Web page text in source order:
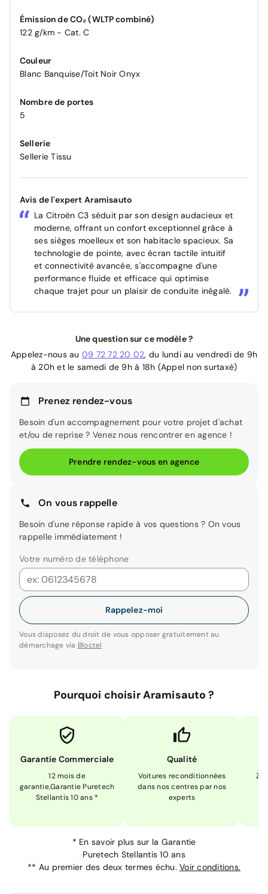
Émission de CO₂ (WLTP combiné)
122 g/km - Cat. C
Couleur
Blanc Banquise/Toit Noir Onyx
Nombre de portes
5
Sellerie
Sellerie Tissu
Avis de l'expert Aramisauto
La Citroën C3 séduit par son design audacieux et
moderne, offrant un confort exceptionnel grâce à
ses sièges moelleux et son habitacle spacieux. Sa
technologie de pointe, avec écran tactile intuitif
et connectivité avancée, s'accompagne d'une
performance fluide et efficace qui optimise
chaque trajet pour un plaisir de conduite inégalé.
Une question sur ce modèle ?
Appelez-nous au 09 72 72 20 02, du lundi au vendredi de 9h
à 20h et le samedi de 9h à 18h (Appel non surtaxé)
Prenez rendez-vous
Besoin d'un accompagnement pour votre projet d'achat
et/ou de reprise ? Venez nous rencontrer en agence !
Prendre rendez-vous en agence
On vous rappelle
Besoin d'une réponse rapide à vos questions ? On vous
rappelle immédiatement !
Votre numéro de téléphone
Rappelez-moi
Vous disposez du droit de vous opposer gratuitement au
démarchage via Bloctel
Pourquoi choisir Aramisauto ?
Garantie Commerciale
12 mois de
garantie,Garantie Puretech
Stellantis 10 ans *
Qualité
Voitures reconditionnées
dans nos centres par nos
experts
* En savoir plus sur la Garantie
Puretech Stellantis 10 ans
** Au premier des deux termes échu. Voir conditions.